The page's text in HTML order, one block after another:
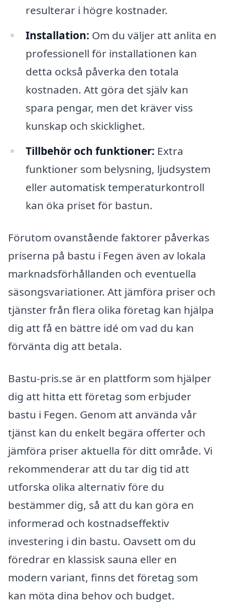
resulterar i högre kostnader.
Installation: Om du väljer att anlita en
professionell för installationen kan
detta också påverka den totala
kostnaden. Att göra det själv kan
spara pengar, men det kräver viss
kunskap och skicklighet.
Tillbehör och funktioner: Extra
funktioner som belysning, ljudsystem
eller automatisk temperaturkontroll
kan öka priset för bastun.
Förutom ovanstående faktorer påverkas
priserna på bastu i Fegen även av lokala
marknadsförhållanden och eventuella
säsongsvariationer. Att jämföra priser och
tjänster från flera olika företag kan hjälpa
dig att få en bättre idé om vad du kan
förvänta dig att betala.
Bastu-pris.se är en plattform som hjälper
dig att hitta ett företag som erbjuder
bastu i Fegen. Genom att använda vår
tjänst kan du enkelt begära offerter och
jämföra priser aktuella för ditt område. Vi
rekommenderar att du tar dig tid att
utforska olika alternativ före du
bestämmer dig, så att du kan göra en
informerad och kostnadseffektiv
investering i din bastu. Oavsett om du
föredrar en klassisk sauna eller en
modern variant, finns det företag som
kan möta dina behov och budget.